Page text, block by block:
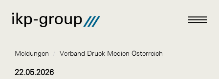
Meldungen / Verband Druck Medien Österreich
22.05.2026